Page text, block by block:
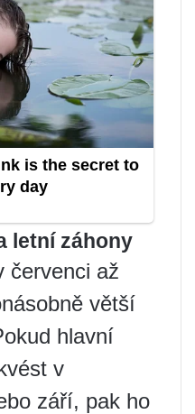
letní záhony
červenci až
větší
hlavní
v
září, pak ho